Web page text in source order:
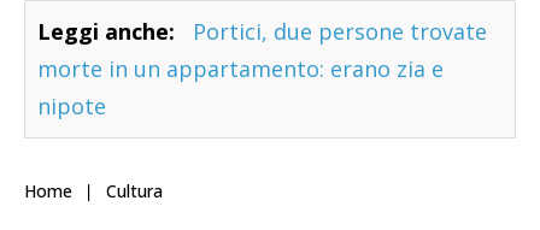
Leggi anche:
Portici, due persone trovate
morte in un appartamento: erano zia e
nipote
Home Cultura